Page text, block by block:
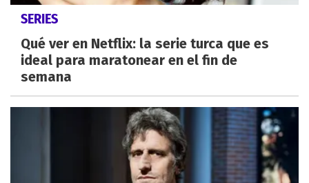
SERIES
Qué ver en Netflix: la serie turca que es
ideal para maratonear en el fin de
semana